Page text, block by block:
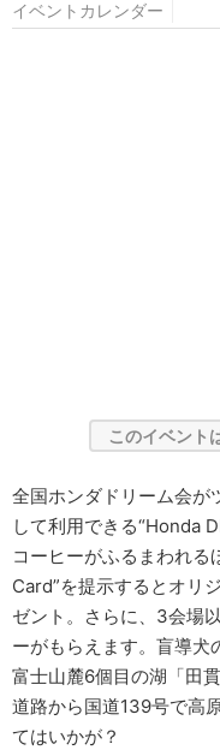
イベントカレンダー
このイベント
全国ホンダドリーム会が
して利用できる“Honda
コーヒーがふるまわれる
Card”を提示するとオリ
ゼント。さらに、3会場
ーがもらえます。盲導犬
富士山麓6個目の湖「田
道路から国道139号で高
てはいかが？